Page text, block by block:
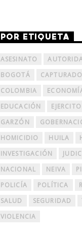
POR ETIQUETA
ASESINATO
BOGOTÁ
COLOMBIA
EDUCACIÓN
GARZÓN
HOMICIDIO
HUILA
INVESTIGACIÓN
NACIONAL
NEIVA
POLICÍA
POLÍTICA
SALUD
SEGURIDAD
VIOLENCIA